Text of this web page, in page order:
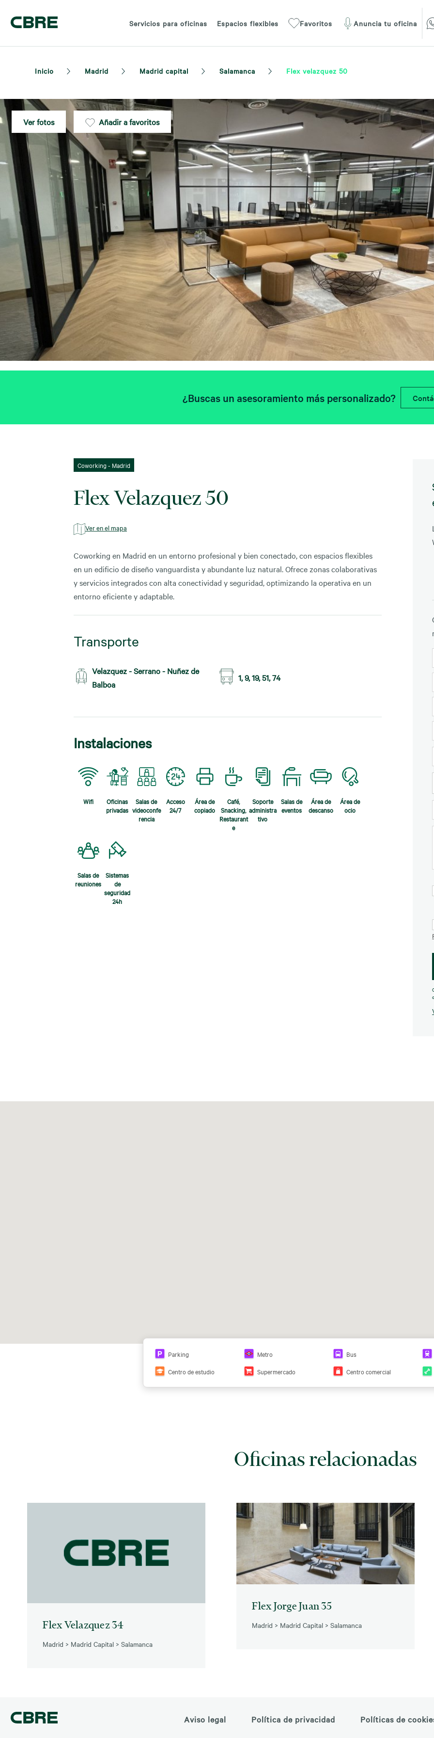
Servicios para oficinas Espacios flexibles Favoritos Anuncia tu oficina
Inicio Madrid Madrid capital Salamanca Flex velazquez 50
Ver fotos Añadir a favoritos
¿Buscas un asesoramiento más personalizado?
Coworking - Madrid
Flex Velazquez 50
Ver en el mapa
Coworking en Madrid en un entorno profesional y bien conectado, con espacios flexibles
en un edificio de diseño vanguardista y abundante luz natural. Ofrece zonas colaborativas
y servicios integrados con alta conectividad y seguridad, optimizando la operativa en un
entorno eficiente y adaptable.
Transporte
Velazquez - Serrano - Nuñez de
Balboa
1, 9, 19, 51, 74
Instalaciones
Wifi
Oficinas
privadas
Salas de
videoconfe
rencia
Acceso
24/7
Área de
copiado
Café,
Snacking,
Restaurant
e
Soporte
administra
tivo
Salas de
eventos
Área de
descanso
Área de
ocio
Salas de
reuniones
Sistemas
de
seguridad
24h
Parking Metro Bus
Centro de estudio
Supermercado Centro comercial
Oficinas relacionadas
Flex Velazquez 34
Madrid > Madrid Capital > Salamanca
Flex Jorge Juan 35
Madrid > Madrid Capital > Salamanca
Aviso legal Política de privacidad Políticas de